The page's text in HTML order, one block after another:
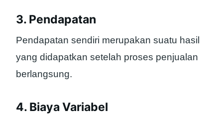
3. Pendapatan
Pendapatan sendiri merupakan suatu hasil
yang didapatkan setelah proses penjualan
berlangsung.
4. Biaya Variabel